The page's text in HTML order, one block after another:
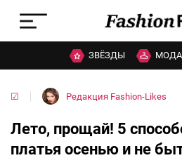
ЗВЁЗДЫ МОДА
☑ Редакция Fashion-Likes
Лето, прощай! 5
платья осенью и не